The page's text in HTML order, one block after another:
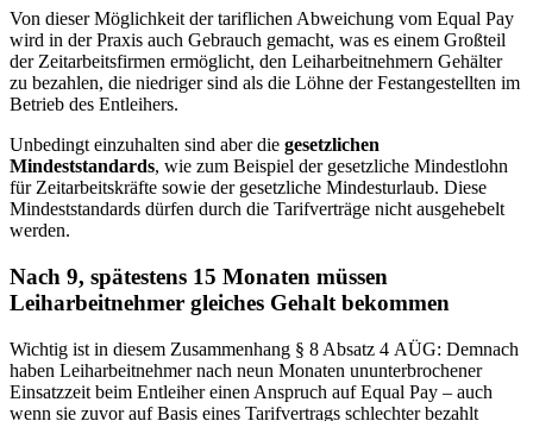
Von dieser Möglichkeit der tariflichen Abweichung vom Equal Pay
wird in der Praxis auch Gebrauch gemacht, was es einem Großteil
der Zeitarbeitsfirmen ermöglicht, den Leiharbeitnehmern Gehälter
zu bezahlen, die niedriger sind als die Löhne der Festangestellten im
Betrieb des Entleihers.
Unbedingt einzuhalten sind aber die gesetzlichen
Mindeststandards, wie zum Beispiel der gesetzliche Mindestlohn
für Zeitarbeitskräfte sowie der gesetzliche Mindesturlaub. Diese
Mindeststandards dürfen durch die Tarifverträge nicht ausgehebelt
werden.
Nach 9, spätestens 15 Monaten müssen
Leiharbeitnehmer gleiches Gehalt bekommen
Wichtig ist in diesem Zusammenhang § 8 Absatz 4 AÜG: Demnach
haben Leiharbeitnehmer nach neun Monaten ununterbrochener
Einsatzzeit beim Entleiher einen Anspruch auf Equal Pay – auch
wenn sie zuvor auf Basis eines Tarifvertrags schlechter bezahlt